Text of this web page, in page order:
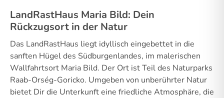
LandRastHaus Maria Bild: Dein
Rückzugsort in der Natur
Das LandRastHaus liegt idyllisch eingebettet in die
sanften Hügel des Südburgenlandes, im malerischen
Wallfahrtsort Maria Bild. Der Ort ist Teil des Naturparks
Raab-Orség-Goricko. Umgeben von unberührter Natur
bietet Dir die Unterkunft eine friedliche Atmosphäre, die